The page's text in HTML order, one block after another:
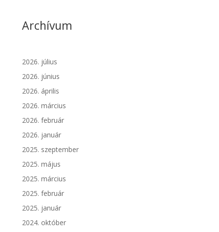
Archívum
2026. július
2026. június
2026. április
2026. március
2026. február
2026. január
2025. szeptember
2025. május
2025. március
2025. február
2025. január
2024. október